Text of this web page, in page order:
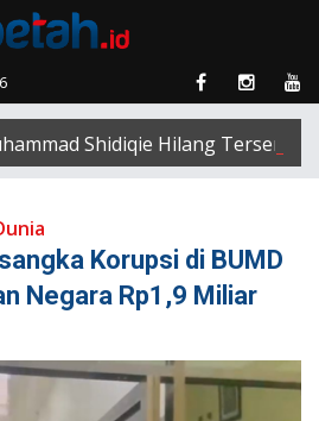
Shidiqie Hilang Terseret
Korupsi di BUMD
Negara Rp1,9 Miliar